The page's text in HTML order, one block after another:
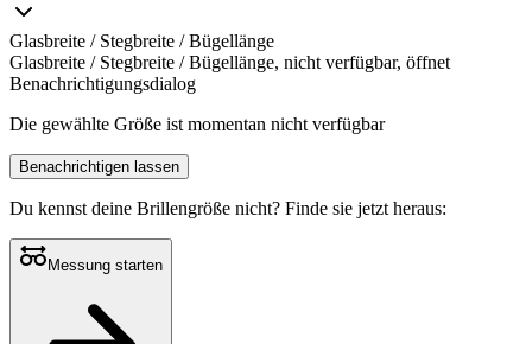
Glasbreite / Stegbreite / Bügellänge
Glasbreite / Stegbreite / Bügellänge, nicht verfügbar, öffnet
Benachrichtigungsdialog
Die gewählte Größe ist momentan nicht verfügbar
Benachrichtigen lassen
Du kennst deine Brillengröße nicht? Finde sie jetzt heraus:
Messung starten